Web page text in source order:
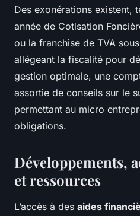
Des exonérations existent,
année de Cotisation
ou la franchise de TVA
allégeant la fiscalité pour
gestion optimale, une
assortie de conseils sur le
permettant au micro
obligations.
Développements,
et ressources
L’accès à des aides